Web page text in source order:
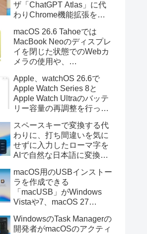
ザ「ChatGPT Atlas」に代
わりChrome機能拡張をア
画の質問やAsk ChatGPT機
能を追加。
macOS 26.6 Tahoeでは
MacBook Neoのディスプレ
イを閉じた状態でのWebカ
メラの使用や、
利用しMacBook Neoを復元
する際の安定性が向上。
Apple、watchOS 26.6で
Apple Watch Series 8と
Apple Watch Ultraのバッテ
リー容量の再調整を行った
スペースキーで変換する代
わりに、打ち間違いを気に
せずに入力したローマ字を
AIで自然な日本語に変換し
力アプリ「Nospace」がリ
リース。
macOS用のUSBインストー
ラを作成できる
「macUSB」がWindows
Vistaや7、macOS 27
トーラの作成に対応。
WindowsのTask Managerの
開発者がmacOSのアクティ